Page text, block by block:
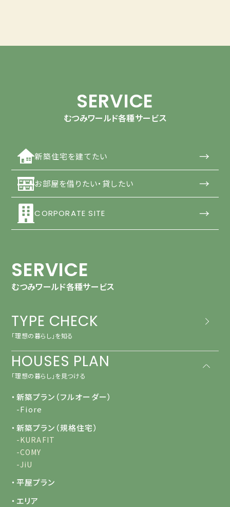
SERVICE
むつみワールド各種サービス
新築住宅を建てたい →
お部屋を借りたい・貸したい →
CORPORATE SITE →
SERVICE
むつみワールド各種サービス
TYPE CHECK
「理想の暮らし」を知る
HOUSES PLAN
「理想の暮らし」を見つける
・新築プラン（フルオーダー）
-Fiore
・新築プラン（規格住宅）
-KURAFIT
-COMY
-JiU
・平屋プラン
・エリア